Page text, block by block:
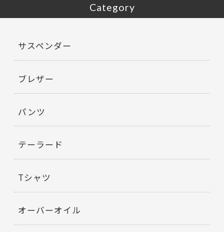
Category
サスペンダー
ブレザー
パンツ
テーラード
Tシャツ
オーバーオイル